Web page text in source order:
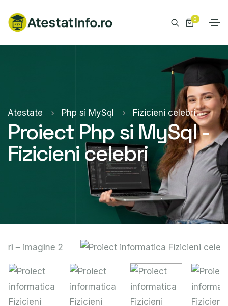
0
Atestate Php si MySql Fizicieni celebri
Proiect Php si MySql -
Fizicieni celebri